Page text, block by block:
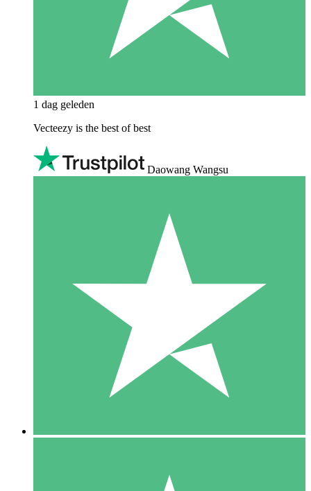
1 dag geleden
Vecteezy is the best of best
Daowang Wangsu